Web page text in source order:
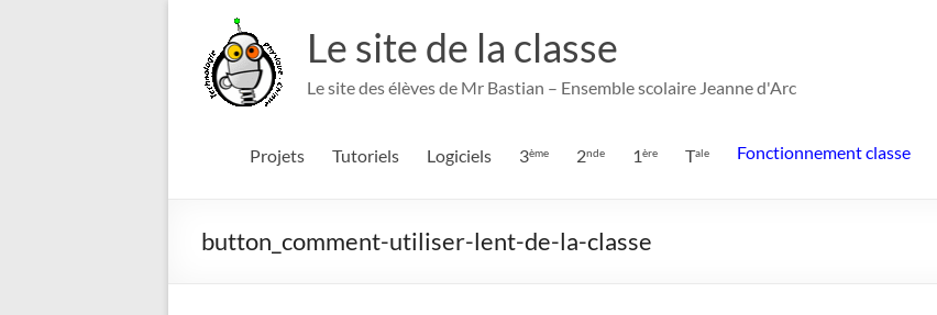
contenu
Le site de la classe
Le site des élèves de Mr Bastian – Ensemble scolaire Jeanne d'Arc
Projets Tutoriels Logiciels 3ème 2nde 1ère Tale Fonctionnement classe
button_comment-utiliser-lent-de-la-classe